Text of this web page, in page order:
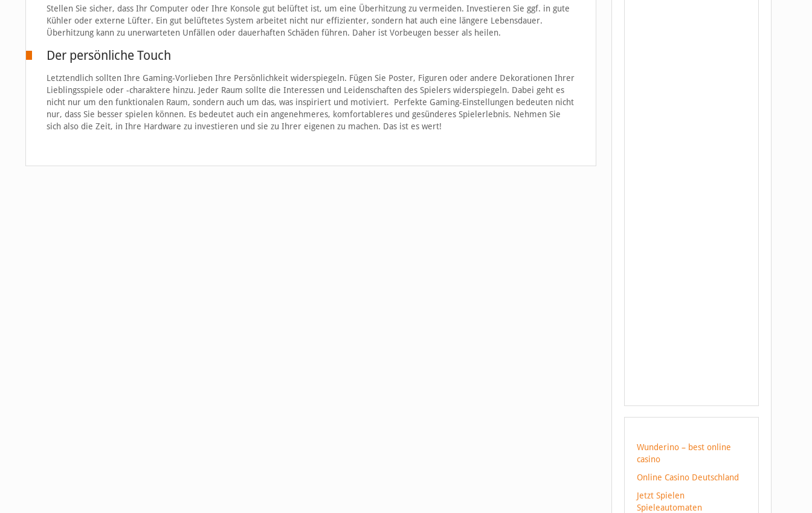
Stellen Sie sicher, dass Ihr Computer oder Ihre Konsole gut belüftet ist, um eine Überhitzung zu vermeiden. Investieren Sie ggf. in gute
Kühler oder externe Lüfter. Ein gut belüftetes System arbeitet nicht nur effizienter, sondern hat auch eine längere Lebensdauer.
Überhitzung kann zu unerwarteten Unfällen oder dauerhaften Schäden führen. Daher ist Vorbeugen besser als heilen.
Der persönliche Touch
Letztendlich sollten Ihre Gaming-Vorlieben Ihre Persönlichkeit widerspiegeln. Fügen Sie Poster, Figuren oder andere Dekorationen Ihrer
Lieblingsspiele oder -charaktere hinzu. Jeder Raum sollte die Interessen und Leidenschaften des Spielers widerspiegeln. Dabei geht es
nicht nur um den funktionalen Raum, sondern auch um das, was inspiriert und motiviert. Perfekte Gaming-Einstellungen bedeuten nicht
nur, dass Sie besser spielen können. Es bedeutet auch ein angenehmeres, komfortableres und gesünderes Spielerlebnis. Nehmen Sie
sich also die Zeit, in Ihre Hardware zu investieren und sie zu Ihrer eigenen zu machen. Das ist es wert!
Wunderino – best online
casino
Online Casino Deutschland
Jetzt Spielen
Spieleautomaten